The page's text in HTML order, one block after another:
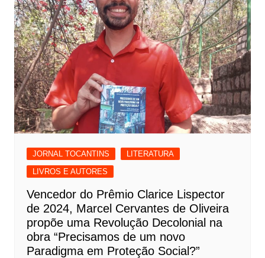
JORNAL TOCANTINS
LITERATURA
LIVROS E AUTORES
Vencedor do Prêmio Clarice Lispector
de 2024, Marcel Cervantes de Oliveira
propõe uma Revolução Decolonial na
obra “Precisamos de um novo
Paradigma em Proteção Social?”